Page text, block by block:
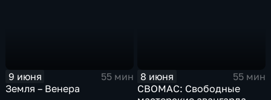
9 июня
55 мин
Земля – Венера
8 июня
55 мин
СВОМАС: Свободные